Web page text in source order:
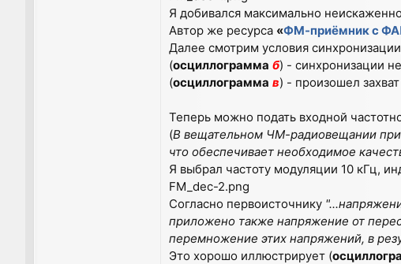
Я добивался максимально
Автор же ресурса «ФМ-приёмник с
Далее смотрим условия
(осциллограмма б) - синхронизации
(осциллограмма в) - произошел
Теперь можно подать входной
(В вещательном ЧМ-радиовещании
что обеспечивает необходимое
Я выбрал частоту модуляции 10 кГц,
FM_dec-2.png
Согласно первоисточнику
приложено также напряжение от
перемножение этих напряжений, в
Это хорошо иллюстрирует (